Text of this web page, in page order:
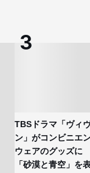
TBSドラマ「ヴィ
ン」がコンビニエ
ウェアのグッズ
「砂漠と青空」を